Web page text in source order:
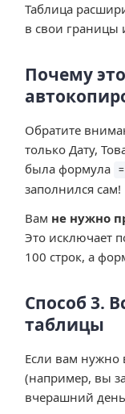
Таблица
в свои границы
Почему
Обратите
только Дату,
была формула
заполнился сам!
Вам не нужно
Это исключает
100 строк, а
Способ 3.
таблицы
Если вам нужно
(например, вы
вчерашний